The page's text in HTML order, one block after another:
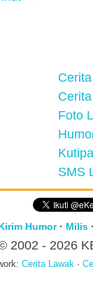
Foto
SMS
Humor· Milis ·
2002 - 2026
Cerita Lawak ·